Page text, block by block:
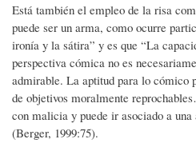
Está también el empleo de la risa
puede ser un arma, como ocurre
ironía y la sátira” y es que “La
perspectiva cómica no es
admirable. La aptitud para lo cómico
de objetivos moralmente
con malicia y puede ir asociado a
(Berger, 1999:75).